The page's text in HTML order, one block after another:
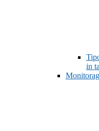
in